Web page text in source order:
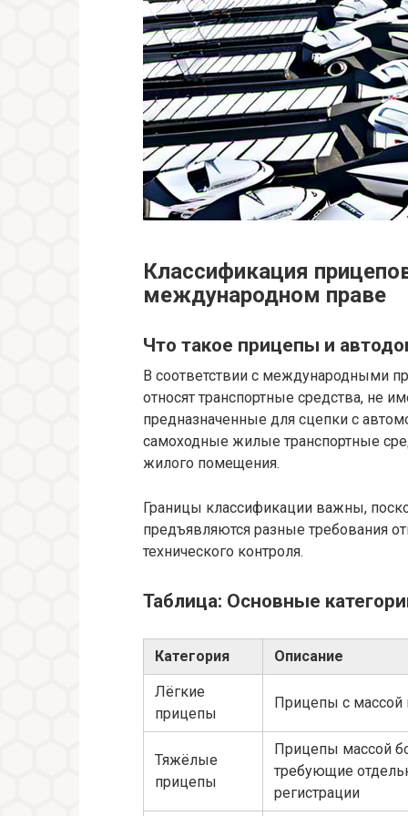
Классификация
международном праве
Что такое прицепы и
В соответствии с международными
относят транспортные средства, не
предназначенные для сцепки с
самоходные жилые транспортные
жилого помещения.
Границы классификации важны,
предъявляются разные требования
технического контроля.
Таблица: Основные
Категория Описание
Лёгкие
прицепы
Прицепы с массой
Тяжёлые
прицепы
Прицепы массой
требующие
регистрации